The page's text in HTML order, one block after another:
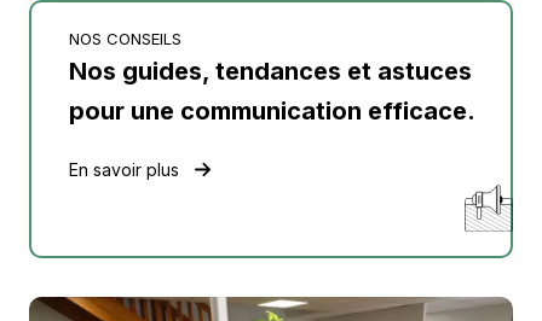
NOS CONSEILS
Nos guides, tendances et astuces
pour une communication efficace.
En savoir plus